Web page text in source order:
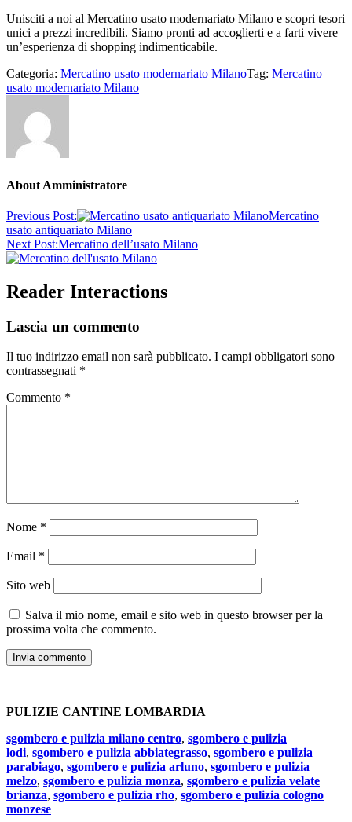
Unisciti a noi al Mercatino usato modernariato Milano e scopri tesori
unici a prezzi incredibili. Siamo pronti ad accoglierti e a farti vivere
un’esperienza di shopping indimenticabile.
Categoria: Mercatino usato modernariato MilanoTag: Mercatino
usato modernariato Milano
About Amministratore
Previous Post:
Mercatino
usato antiquariato Milano
Next Post:Mercatino dell’usato Milano
Reader Interactions
Lascia un commento
Il tuo indirizzo email non sarà pubblicato. I campi obbligatori sono
contrassegnati *
Commento *
Nome *
Email *
Sito web
Salva il mio nome, email e sito web in questo browser per la
prossima volta che commento.
PULIZIE CANTINE LOMBARDIA
sgombero e pulizia milano centro, sgombero e pulizia
lodi, sgombero e pulizia abbiategrasso, sgombero e pulizia
parabiago, sgombero e pulizia arluno, sgombero e pulizia
melzo, sgombero e pulizia monza, sgombero e pulizia velate
brianza, sgombero e pulizia rho, sgombero e pulizia cologno
monzese